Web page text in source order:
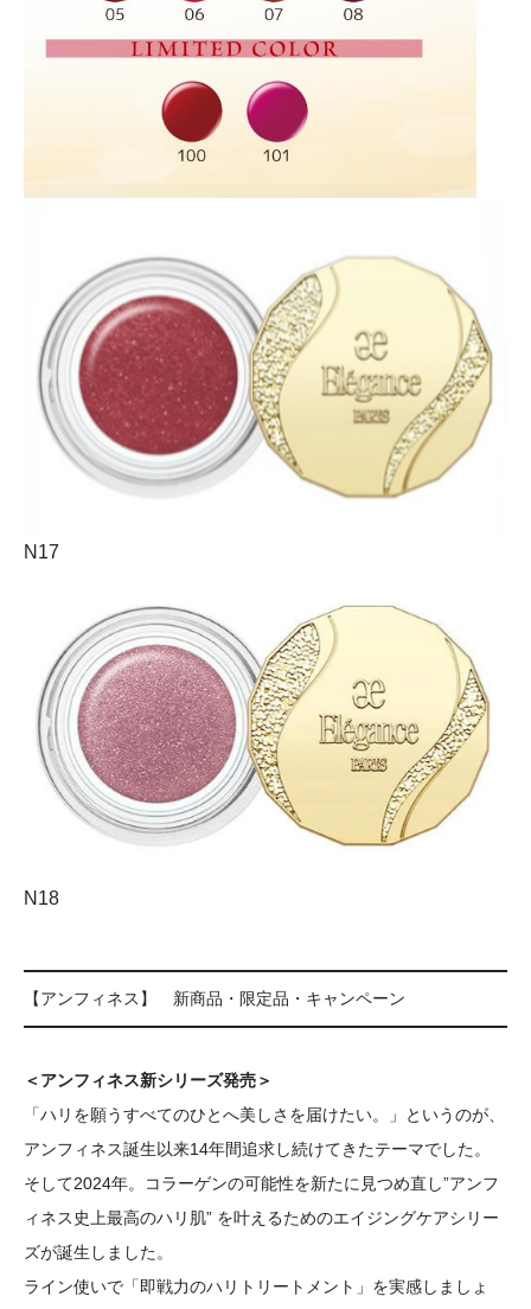
N17
N18
【アンフィネス】 新商品・限定品・キャンペーン
＜アンフィネス新シリーズ発売＞
「ハリを願うすべてのひとへ美しさを届けたい。」というのが、
アンフィネス誕生以来14年間追求し続けてきたテーマでした。
そして2024年。コラーゲンの可能性を新たに見つめ直し”アンフ
ィネス史上最高のハリ肌” を叶えるためのエイジングケアシリー
ズが誕生しました。
ライン使いで「即戦力のハリトリートメント」を実感しましょ